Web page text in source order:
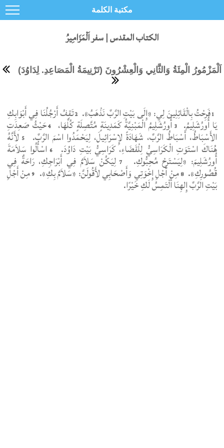
مكتبة الكلمة
الكتاب المقدس | سفر اَلْمَزَامِيرُ
اَلْمَزْمُورُ الْمِئَةُ وَالثَّانِي وَالْعِشْرُونَ (تَرْنِيمَةُ الْمَصَاعِدِ. لِدَاوُدَ)
فَرِحْتُ بِالْقَائِلِينَ لِي: «إِلَى بَيْتِ الرَّبِّ نَذْهَبُ». تَقِفُ أَرْجُلُنَا فِي أَبْوَابِكِ
يَا أُورُشَلِيمُ. أُورُشَلِيمُ الْمَبْنِيَّةُ كَمَدِينَةٍ مُتَّصِلَةٍ كُلِّهَا، حَيْثُ صَعِدَتِ
الأَسْبَاطُ، أَسْبَاطُ الرَّبِّ، شَهَادَةً لإِسْرَائِيلَ، لِيَحْمَدُوا اسْمَ الرَّبِّ. 5 لأَنَّهُ
هُنَاكَ اسْتَوَتِ الْكَرَاسِيُّ لِلْقَضَاءِ، كَرَاسِيُّ بَيْتِ دَاوُدَ. اسْأَلُوا سَلاَمَةَ
أُورُشَلِيمَ: «لِيَسْتَرِحْ مُحِبُّوكِ. لِيَكُنْ سَلاَمٌ فِي أَبْرَاجِكِ، رَاحَةٌ فِي
قُصُورِكِ». 8 مِنْ أَجْلِ إِخْوَتِي وَأَصْحَابِي لأَقُولَنَّ: «سَلاَمٌ بِكِ». 9 مِنْ أَجْلِ
بَيْتِ الرَّبِّ إِلهِنَا أَلْتَمِسُ لَكِ خَيْرًا.